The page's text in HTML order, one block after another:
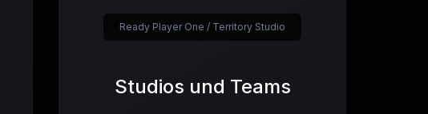
Studios und Teams
Ready Player One / Territory Studio